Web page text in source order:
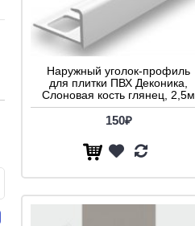
Наружный уголок-профиль
для плитки ПВХ Деконика,
Слоновая кость глянец, 2,5м
150₽